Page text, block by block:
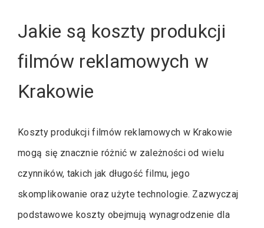
Jakie są koszty produkcji
filmów reklamowych w
Krakowie
Koszty produkcji filmów reklamowych w Krakowie
mogą się znacznie różnić w zależności od wielu
czynników, takich jak długość filmu, jego
skomplikowanie oraz użyte technologie. Zazwyczaj
podstawowe koszty obejmują wynagrodzenie dla